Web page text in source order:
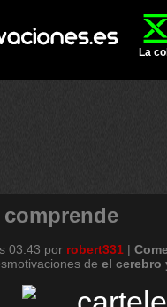
La
03:43 por robert331 |
de el cerebro